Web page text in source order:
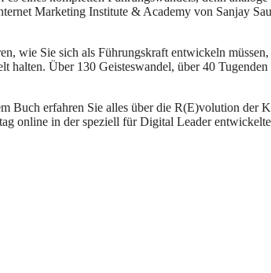
Marketing Institute & Academy von Sanjay
wie Sie sich als Führungskraft entwickeln
Über 130 Geisteswandel, über 40
erfahren Sie alles über die R(E)volution der
online in der speziell für Digital Leader